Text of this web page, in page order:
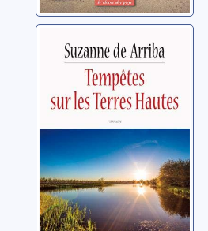
Tempêtes sur les
Terres-Hautes
Arriba, Suzanne de